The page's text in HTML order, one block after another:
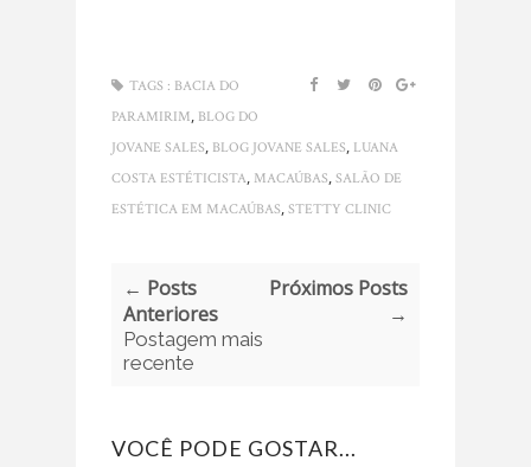
TAGS : BACIA DO
PARAMIRIM BLOG DO
JOVANE SALES BLOG JOVANE SALES LUANA
COSTA ESTÉTICISTA MACAÚBAS SALÃO DE
ESTÉTICA EM MACAÚBAS STETTY CLINIC
← Posts
Anteriores
Postagem mais
recente
Próximos Posts
→
VOCÊ PODE GOSTAR...